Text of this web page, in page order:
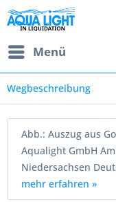
Menü
Wegbeschreibung
Abb.: Auszug aus
Aqualight GmbH
Niedersachsen
mehr erfahren »